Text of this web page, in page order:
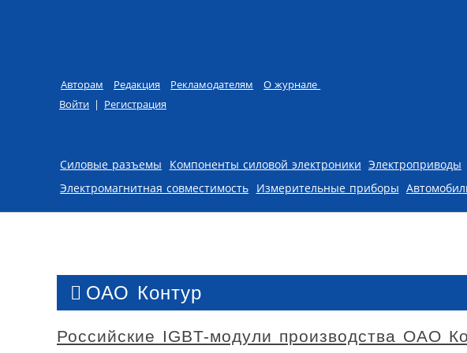
Авторам Редакция Рекламодателям
О журнале
Войти | Регистрация
Skip to content
Силовые разъемы Компоненты силовой электроники Электроприводы
Электромагнитная совместимость Измерительные приборы
ОАО Контур
Российские IGBT-модули производства ОАО